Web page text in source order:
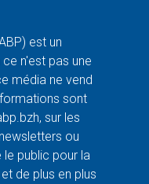
est un
n'est pas une
média ne vend
sont
sur les
ou
le public pour la
de plus en plus